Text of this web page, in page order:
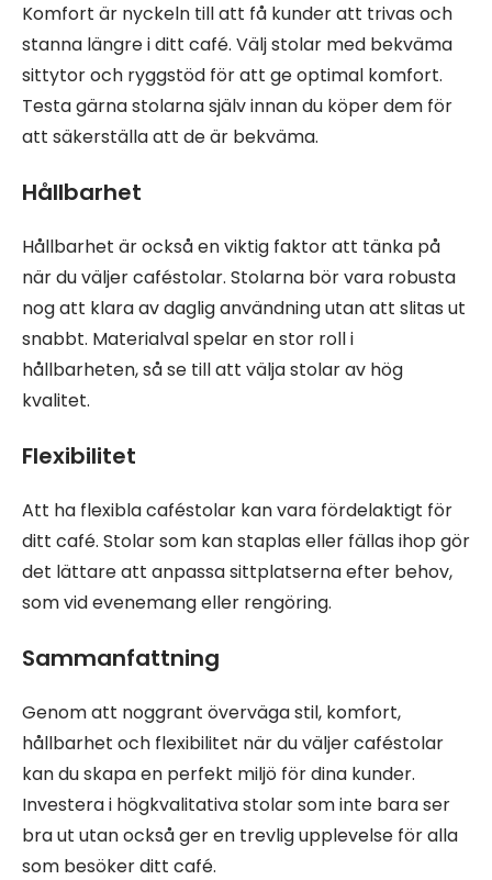
Komfort är nyckeln till att få kunder att trivas och
stanna längre i ditt café. Välj stolar med bekväma
sittytor och ryggstöd för att ge optimal komfort.
Testa gärna stolarna själv innan du köper dem för
att säkerställa att de är bekväma.
Hållbarhet
Hållbarhet är också en viktig faktor att tänka på
när du väljer caféstolar. Stolarna bör vara robusta
nog att klara av daglig användning utan att slitas ut
snabbt. Materialval spelar en stor roll i
hållbarheten, så se till att välja stolar av hög
kvalitet.
Flexibilitet
Att ha flexibla caféstolar kan vara fördelaktigt för
ditt café. Stolar som kan staplas eller fällas ihop gör
det lättare att anpassa sittplatserna efter behov,
som vid evenemang eller rengöring.
Sammanfattning
Genom att noggrant överväga stil, komfort,
hållbarhet och flexibilitet när du väljer caféstolar
kan du skapa en perfekt miljö för dina kunder.
Investera i högkvalitativa stolar som inte bara ser
bra ut utan också ger en trevlig upplevelse för alla
som besöker ditt café.